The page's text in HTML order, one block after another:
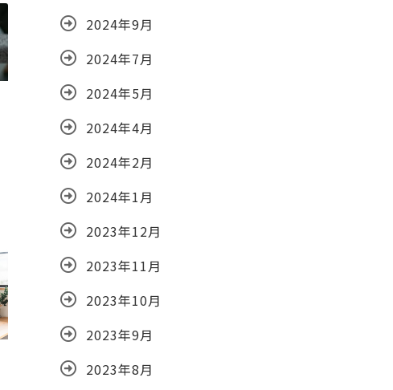
2024年9月
2024年7月
2024年5月
2024年4月
2024年2月
2024年1月
2023年12月
2023年11月
2023年10月
2023年9月
2023年8月